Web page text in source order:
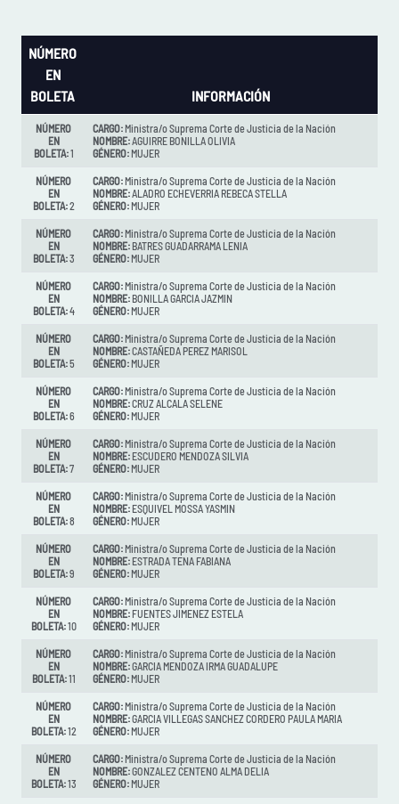
NÚMERO
EN
BOLETA
INFORMACIÓN
NÚMERO
EN
BOLETA:1
CARGO: Ministra/o Suprema Corte de Justicia de la Nación
NOMBRE:AGUIRRE BONILLA OLIVIA
GÉNERO: MUJER
NÚMERO
EN
BOLETA:2
CARGO: Ministra/o Suprema Corte de Justicia de la Nación
NOMBRE:ALADRO ECHEVERRIA REBECA STELLA
GÉNERO: MUJER
NÚMERO
EN
BOLETA:3
CARGO: Ministra/o Suprema Corte de Justicia de la Nación
NOMBRE: BATRES GUADARRAMA LENIA
GÉNERO: MUJER
NÚMERO
EN
BOLETA:4
CARGO: Ministra/o Suprema Corte de Justicia de la Nación
NOMBRE: BONILLA GARCIA JAZMIN
GÉNERO: MUJER
NÚMERO
EN
BOLETA:5
CARGO: Ministra/o Suprema Corte de Justicia de la Nación
NOMBRE:CASTAÑEDA PEREZ MARISOL
GÉNERO: MUJER
NÚMERO
EN
BOLETA:6
CARGO: Ministra/o Suprema Corte de Justicia de la Nación
NOMBRE:CRUZ ALCALA SELENE
GÉNERO: MUJER
NÚMERO
EN
BOLETA:7
CARGO: Ministra/o Suprema Corte de Justicia de la Nación
NOMBRE: ESCUDERO MENDOZA SILVIA
GÉNERO: MUJER
NÚMERO
EN
BOLETA:8
CARGO: Ministra/o Suprema Corte de Justicia de la Nación
NOMBRE: ESQUIVEL MOSSA YASMIN
GÉNERO: MUJER
NÚMERO
EN
BOLETA:9
CARGO: Ministra/o Suprema Corte de Justicia de la Nación
NOMBRE: ESTRADA TENA FABIANA
GÉNERO: MUJER
NÚMERO
EN
BOLETA:10
CARGO: Ministra/o Suprema Corte de Justicia de la Nación
NOMBRE: FUENTES JIMENEZ ESTELA
GÉNERO: MUJER
NÚMERO
EN
BOLETA:11
CARGO: Ministra/o Suprema Corte de Justicia de la Nación
NOMBRE:GARCIA MENDOZA IRMA GUADALUPE
GÉNERO: MUJER
NÚMERO
EN
BOLETA:12
CARGO: Ministra/o Suprema Corte de Justicia de la Nación
NOMBRE:GARCIA VILLEGAS SANCHEZ CORDERO PAULA MARIA
GÉNERO: MUJER
NÚMERO
EN
BOLETA:13
CARGO: Ministra/o Suprema Corte de Justicia de la Nación
NOMBRE:GONZALEZ CENTENO ALMA DELIA
GÉNERO: MUJER